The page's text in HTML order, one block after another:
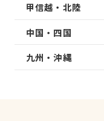
甲信越・北陸
中国・四国
九州・沖縄